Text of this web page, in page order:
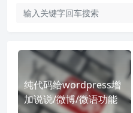
纯代码给wordpress增
加说说/微博/微语功能